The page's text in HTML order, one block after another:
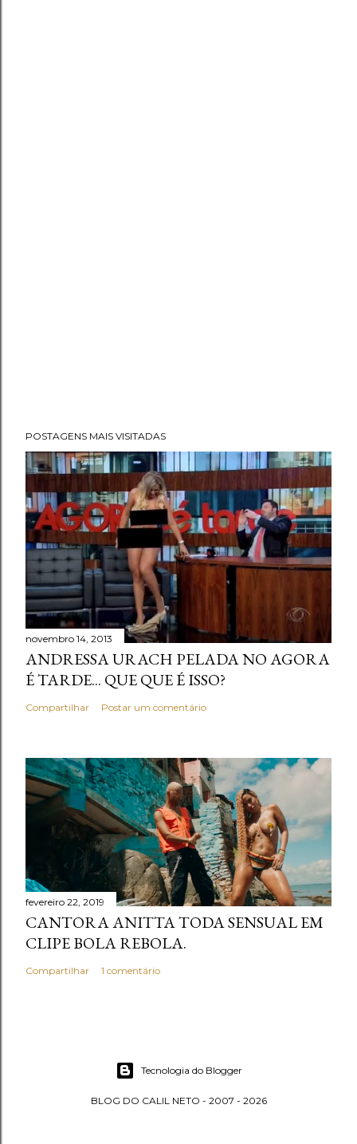
POSTAGENS MAIS VISITADAS
novembro 14, 2013
ANDRESSA URACH PELADA NO AGORA
É TARDE... QUE QUE É ISSO?
Compartilhar Postar um comentário
fevereiro 22, 2019
CANTORA ANITTA TODA SENSUAL EM
CLIPE BOLA REBOLA.
Compartilhar 1 comentário
Tecnologia do Blogger
BLOG DO CALIL NETO - 2007 - 2026